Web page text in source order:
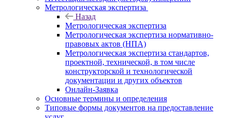
Метрологическая экспертиза
Назад
Метрологическая экспертиза
Метрологическая экспертиза нормативно-
правовых актов (НПА)
Метрологическая экспертиза стандартов,
проектной, технической, в том числе
конструкторской и технологической
документации и других объектов
Онлайн-Заявка
Основные термины и определения
Типовые формы документов на предоставление